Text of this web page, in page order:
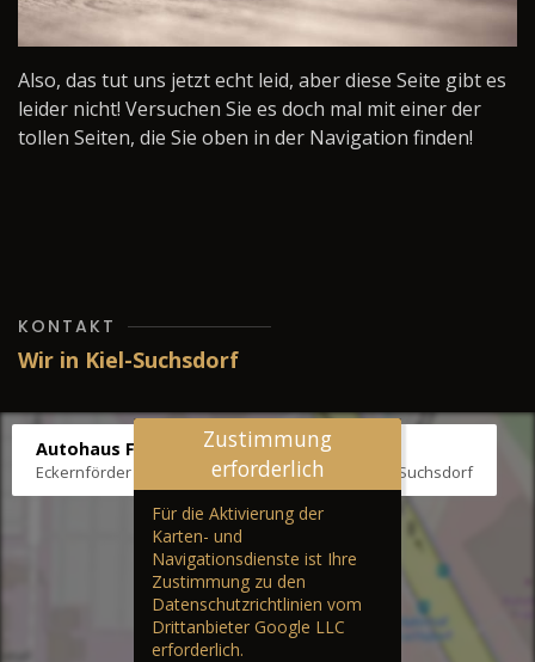
Also, das tut uns jetzt echt leid, aber diese Seite gibt es
leider nicht! Versuchen Sie es doch mal mit einer der
tollen Seiten, die Sie oben in der Navigation finden!
KONTAKT
Wir in Kiel-Suchsdorf
Autohaus Fräter
Eckernförder Str. /Klausbrooker Weg 1, 24107 Kiel-Suchsdorf
Zustimmung
erforderlich
Für die Aktivierung der
Karten- und
Navigationsdienste ist Ihre
Zustimmung zu den
Datenschutzrichtlinien vom
Drittanbieter Google LLC
erforderlich.